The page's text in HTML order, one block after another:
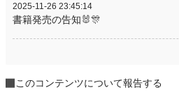
2025-11-26 23:45:14
書籍発売の告知🐰🎊
このコンテンツについて報告する